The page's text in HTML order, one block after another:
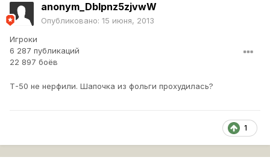
anonym_DbIpnz5zjvwW
Опубликовано: 15 июня, 2013
Игроки
6 287 публикаций
22 897 боёв
Т-50 не нерфили. Шапочка из фольги прохудилась?
1